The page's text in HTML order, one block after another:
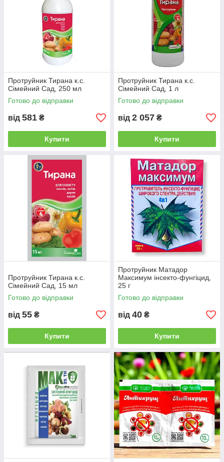
Протруйник Тирана к.с.
Сімейний Сад, 250 мл
Готово до відправки
від 581 ₴
Купити
Протруйник Тирана к.с.
Сімейний Сад, 1 л
Готово до відправки
від 2 057 ₴
Купити
Протруйник Тирана к.с.
Сімейний Сад, 15 мл
Готово до відправки
від 55 ₴
Купити
Протруйник Матадор
Максимум інсекто-фунгіцид,
25 г
Готово до відправки
від 40 ₴
Купити